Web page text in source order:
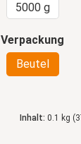
5000 g
Verpackung
Beutel
Inhalt: 0.1 kg